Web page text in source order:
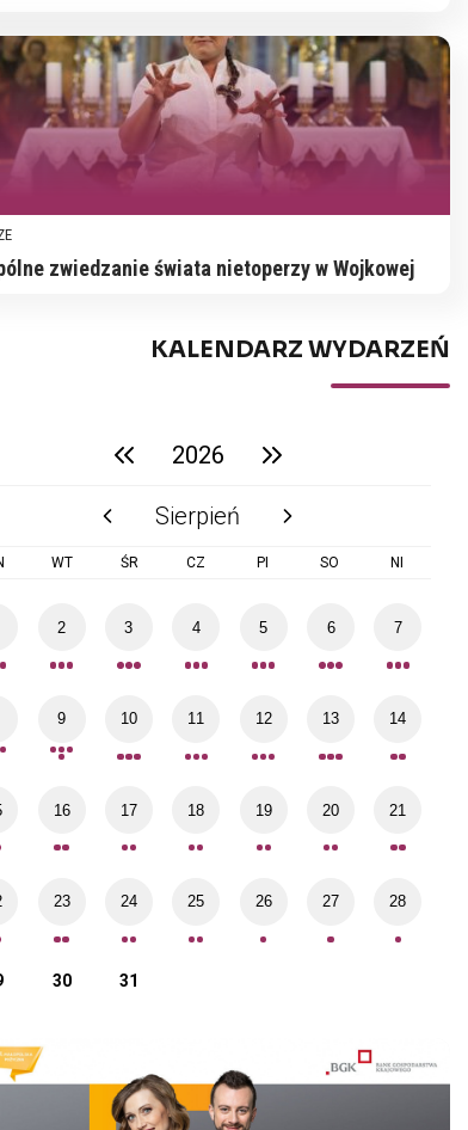
zwiedzanie świata nietoperzy w Wojkowej
KALENDARZ WYDARZEŃ
poprzedni rok
2026 następny rok
poprzedni miesiąc
Sierpień następny miesiąc
WT ŚR CZ PI SO NI
2 3 4 5 6 7
9 10 11 12 13 14
16 17 18 19 20 21
23 24 25 26 27 28
30 31